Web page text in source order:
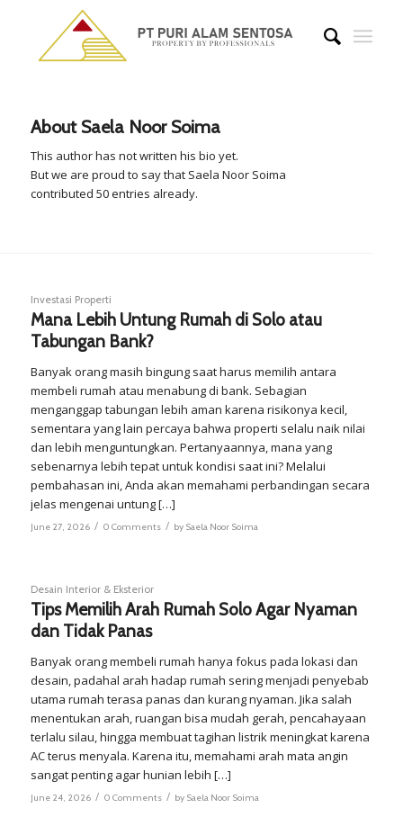
About Saela Noor Soima
This author has not written his bio yet.
But we are proud to say that Saela Noor Soima
contributed 50 entries already.
Investasi Properti
Mana Lebih Untung Rumah di Solo atau
Tabungan Bank?
Banyak orang masih bingung saat harus memilih antara
membeli rumah atau menabung di bank. Sebagian
menganggap tabungan lebih aman karena risikonya kecil,
sementara yang lain percaya bahwa properti selalu naik nilai
dan lebih menguntungkan. Pertanyaannya, mana yang
sebenarnya lebih tepat untuk kondisi saat ini? Melalui
pembahasan ini, Anda akan memahami perbandingan secara
jelas mengenai untung […]
June 27, 2026 / 0 Comments / by Saela Noor Soima
Desain Interior & Eksterior
Tips Memilih Arah Rumah Solo Agar Nyaman
dan Tidak Panas
Banyak orang membeli rumah hanya fokus pada lokasi dan
desain, padahal arah hadap rumah sering menjadi penyebab
utama rumah terasa panas dan kurang nyaman. Jika salah
menentukan arah, ruangan bisa mudah gerah, pencahayaan
terlalu silau, hingga membuat tagihan listrik meningkat karena
AC terus menyala. Karena itu, memahami arah mata angin
sangat penting agar hunian lebih […]
June 24, 2026 / 0 Comments / by Saela Noor Soima